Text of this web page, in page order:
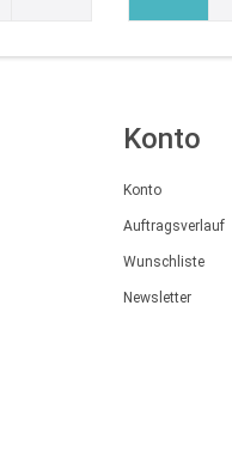
Konto
Konto
Auftragsverlauf
Wunschliste
Newsletter